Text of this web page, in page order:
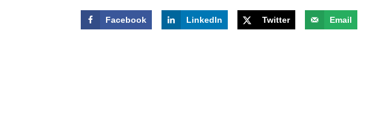
Facebook LinkedIn Twitter Email